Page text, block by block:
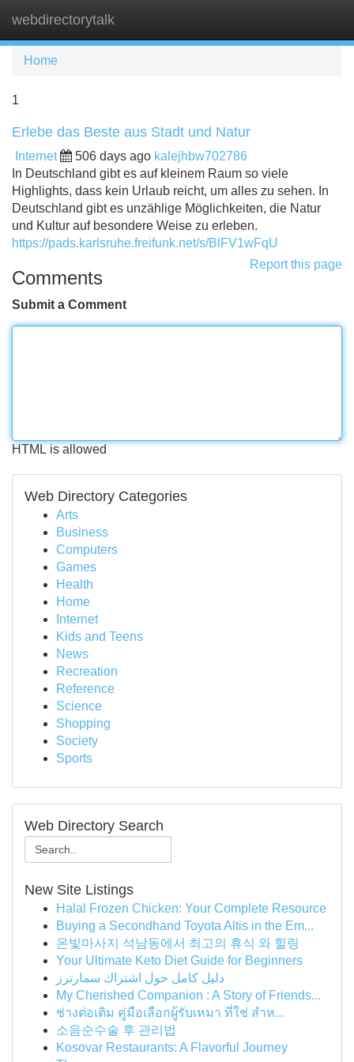
webdirectorytalk
Home
1
Erlebe das Beste aus Stadt und Natur
Internet 506 days ago kalejhbw702786
In Deutschland gibt es auf kleinem Raum so viele
Highlights, dass kein Urlaub reicht, um alles zu sehen. In
Deutschland gibt es unzählige Möglichkeiten, die Natur
und Kultur auf besondere Weise zu erleben.
https://pads.karlsruhe.freifunk.net/s/BlFV1wFqU
Report this page
Comments
Submit a Comment
HTML is allowed
Web Directory Categories
Arts
Business
Computers
Games
Health
Home
Internet
Kids and Teens
News
Recreation
Reference
Science
Shopping
Society
Sports
Web Directory Search
New Site Listings
Halal Frozen Chicken: Your Complete Resource
Buying a Secondhand Toyota Altis in the Em...
온빛마사지 석남동에서 최고의 휴식 와 힐링
Your Ultimate Keto Diet Guide for Beginners
دليل كامل حول اشتراك سمارترز
My Cherished Companion : A Story of Friends...
ช่างต่อเติม คู่มือเลือกผู้รับเหมา ที่ใช่ สำห...
소음순수술 후 관리법
Kosovar Restaurants: A Flavorful Journey